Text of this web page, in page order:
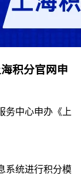
积分官网申
务中心申办《上
系统进行积分模